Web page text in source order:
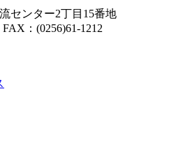
センター2丁目15番地
：(0256)61-1212